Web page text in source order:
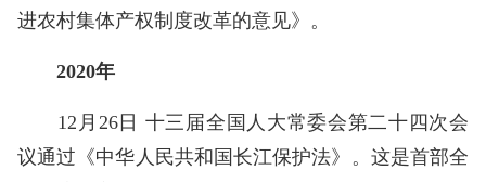
进农村集体产权制度改革的意见》。
2020年
12月26日 十三届全国人大常委会第二十四次会
议通过《中华人民共和国长江保护法》。这是首部全